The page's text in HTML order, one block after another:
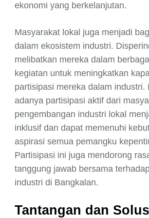
ekonomi yang berkelanjutan.
Masyarakat lokal juga menjadi
dalam ekosistem industri.
melibatkan mereka dalam
kegiatan untuk meningkatkan
partisipasi mereka dalam industri.
adanya partisipasi aktif dari
pengembangan industri lokal
inklusif dan dapat memenuhi
aspirasi semua pemangku
Partisipasi ini juga mendorong
tanggung jawab bersama
industri di Bangkalan.
Tantangan dan